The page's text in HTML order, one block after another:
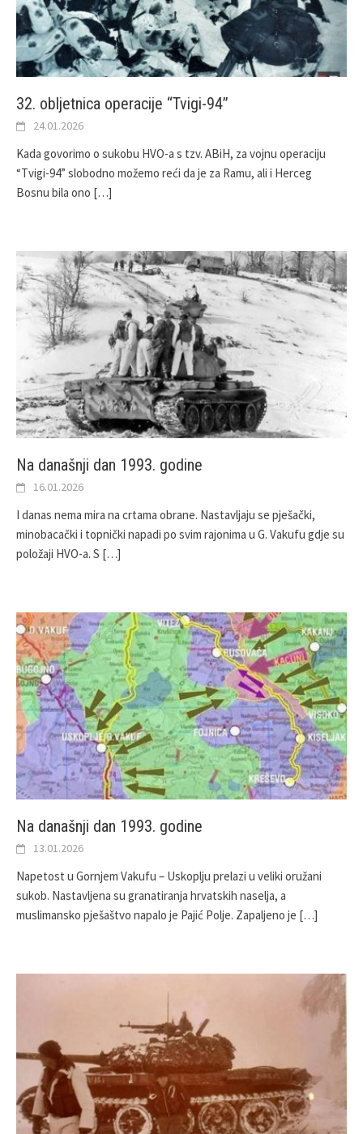
32. obljetnica operacije “Tvigi-94”
24.01.2026
Kada govorimo o sukobu HVO-a s tzv. ABiH, za vojnu operaciju
“Tvigi-94” slobodno možemo reći da je za Ramu, ali i Herceg
Bosnu bila ono […]
Na današnji dan 1993. godine
16.01.2026
I danas nema mira na crtama obrane. Nastavljaju se pješački,
minobacački i topnički napadi po svim rajonima u G. Vakufu gdje su
položaji HVO-a. S […]
Na današnji dan 1993. godine
13.01.2026
Napetost u Gornjem Vakufu – Uskoplju prelazi u veliki oružani
sukob. Nastavljena su granatiranja hrvatskih naselja, a
muslimansko pješaštvo napalo je Pajić Polje. Zapaljeno je […]